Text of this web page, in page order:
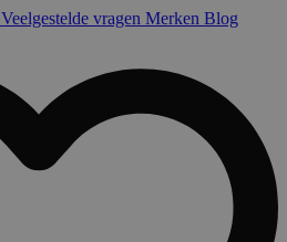
Veelgestelde vragen Merken Blog